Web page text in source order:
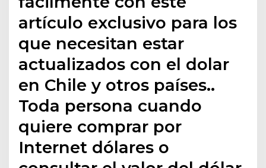
artículo exclusivo para los
que necesitan estar
actualizados con el dolar
en Chile y otros países..
Toda persona cuando
quiere comprar por
Internet dólares o